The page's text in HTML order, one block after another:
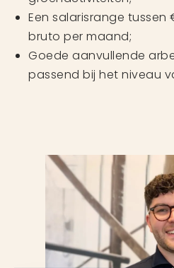
Een salarisrange tussen
bruto per maand;
Goede aanvullende
passend bij het niveau